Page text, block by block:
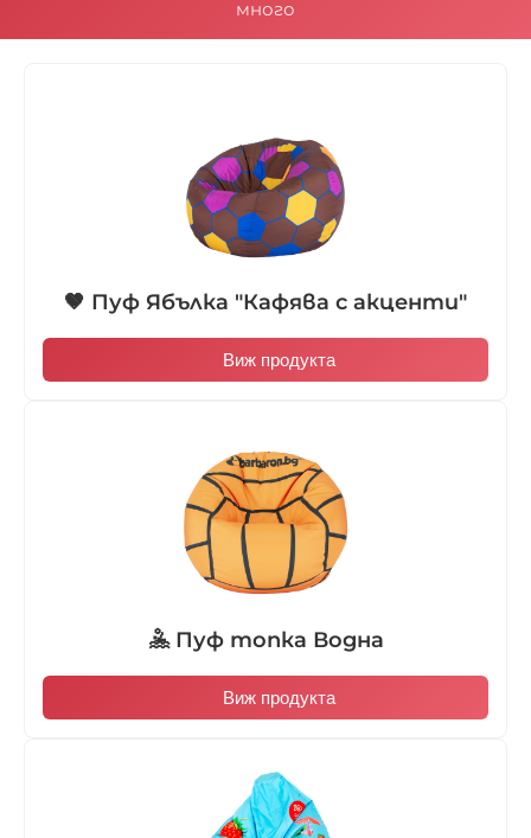
много
🤎 Пуф Ябълка "Кафява с акценти"
Виж продукта
🤽 Пуф топка Водна
Виж продукта